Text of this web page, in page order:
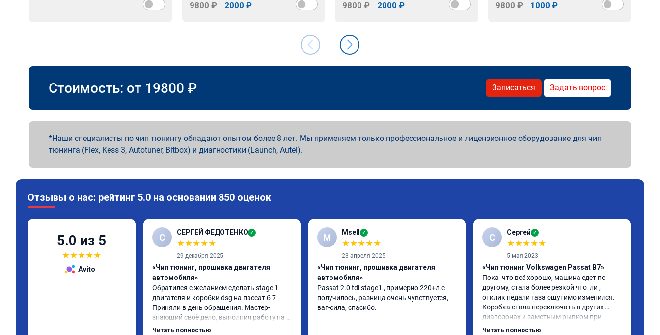
9800 ₽ 2000 ₽ 9800 ₽ 2000 ₽ 9800 ₽ 1000 ₽
Стоимость: от 19800 ₽ Записаться Задать вопрос
Наши специалисты по чип тюнингу обладают опытом более 8 лет. Мы применяем только профессиональное и лицензионное оборудование для чип
тюнинга (Flex, Kess 3, Autotuner, Bitbox) и диагностики (Launch, Autel).
Отзывы о нас: рейтинг 5.0 на основании 850 оценок
5.0 из 5
★★★★★
Avito
С СЕРГЕЙ ФЕДОТЕНКО ✓
★★★★★
29 декабря 2025
«Чип тюнинг, прошивка двигателя
автомобиля»
Обратился с желанием сделать stage 1
двигателя и коробки dsg на пассат б 7
Приняли в день обращения. Мастер-
знающий своё дело, выполнил работу на
💯 процентов!!! Через 1.5 часа (время на
Читать полностью
M Msell ✓
★★★★★
23 апреля 2025
«Чип тюнинг, прошивка двигателя
автомобиля»
Passat 2.0 tdi stage1 , примерно 220+л.с
получилось, разница очень чувствуется,
ваг-сила, спасибо.
С Сергей ✓
★★★★★
5 мая 2023
«Чип тюнинг Volkswagen Passat B7»
Пока_что всё хорошо, машина едет по
другому, стала более резкой что_ли ,
отклик педали газа ощутимо изменился.
Коробка стала переключать в других
диапозонах и заметным рывком при
резком ускорении, но я грешу на
Читать полностью